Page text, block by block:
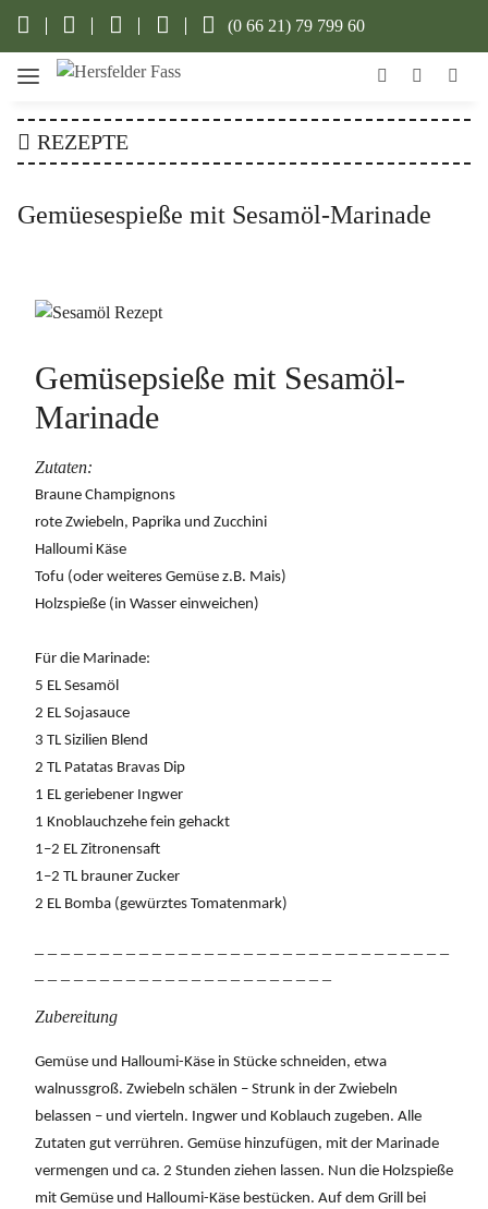
(0 66 21) 79 799 60
REZEPTE
Gemüesespieße mit Sesamöl-Marinade
Gemüsepsieße mit Sesamöl-
Marinade
Zutaten:
Braune Champignons
rote Zwiebeln, Paprika und Zucchini
Halloumi Käse
Tofu (oder weiteres Gemüse z.B. Mais)
Holzspieße (in Wasser einweichen)
Für die Marinade:
5 EL Sesamöl
2 EL Sojasauce
3 TL Sizilien Blend
2 TL Patatas Bravas Dip
1 EL geriebener Ingwer
1 Knoblauchzehe fein gehackt
1–2 EL Zitronensaft
1–2 TL brauner Zucker
2 EL Bomba (gewürztes Tomatenmark)
Zubereitung
Gemüse und Halloumi-Käse in Stücke schneiden, etwa
walnussgroß. Zwiebeln schälen – Strunk in der Zwiebeln
belassen – und vierteln. Ingwer und Koblauch zugeben. Alle
Zutaten gut verrühren. Gemüse hinzufügen, mit der Marinade
vermengen und ca. 2 Stunden ziehen lassen. Nun die Holzspieße
mit Gemüse und Halloumi-Käse bestücken. Auf dem Grill bei